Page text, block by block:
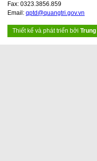
Fax: 0323.3856.859
Email: qptd@quangtri.gov.vn
Thiết kế và phát triển bởi